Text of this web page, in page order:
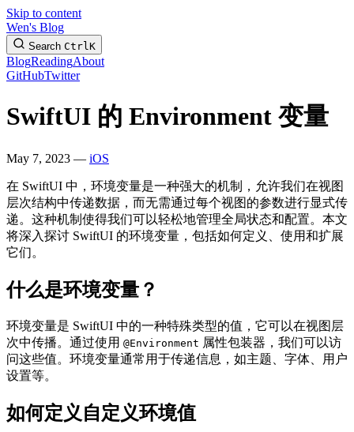
Skip to content
Wen's Blog
Search CtrlK
BlogReadingAbout
GitHubTwitter
SwiftUI 的 Environment 变量
May 7, 2023 — iOS
在 SwiftUI 中，环境变量是一种强大的机制，允许我们在视图
层次结构中传递数据，而无需通过每个视图的参数进行显式传
递。这种机制使得我们可以轻松地管理全局状态和配置。本文
将深入探讨 SwiftUI 的环境变量，包括如何定义、使用和扩展
它们。
什么是环境变量？
环境变量是 SwiftUI 中的一种特殊类型的值，它可以在视图层
次中传播。通过使用 @Environment 属性包装器，我们可以访
问这些值。环境变量通常用于传递信息，如主题、字体、用户
设置等。
如何定义自定义环境值